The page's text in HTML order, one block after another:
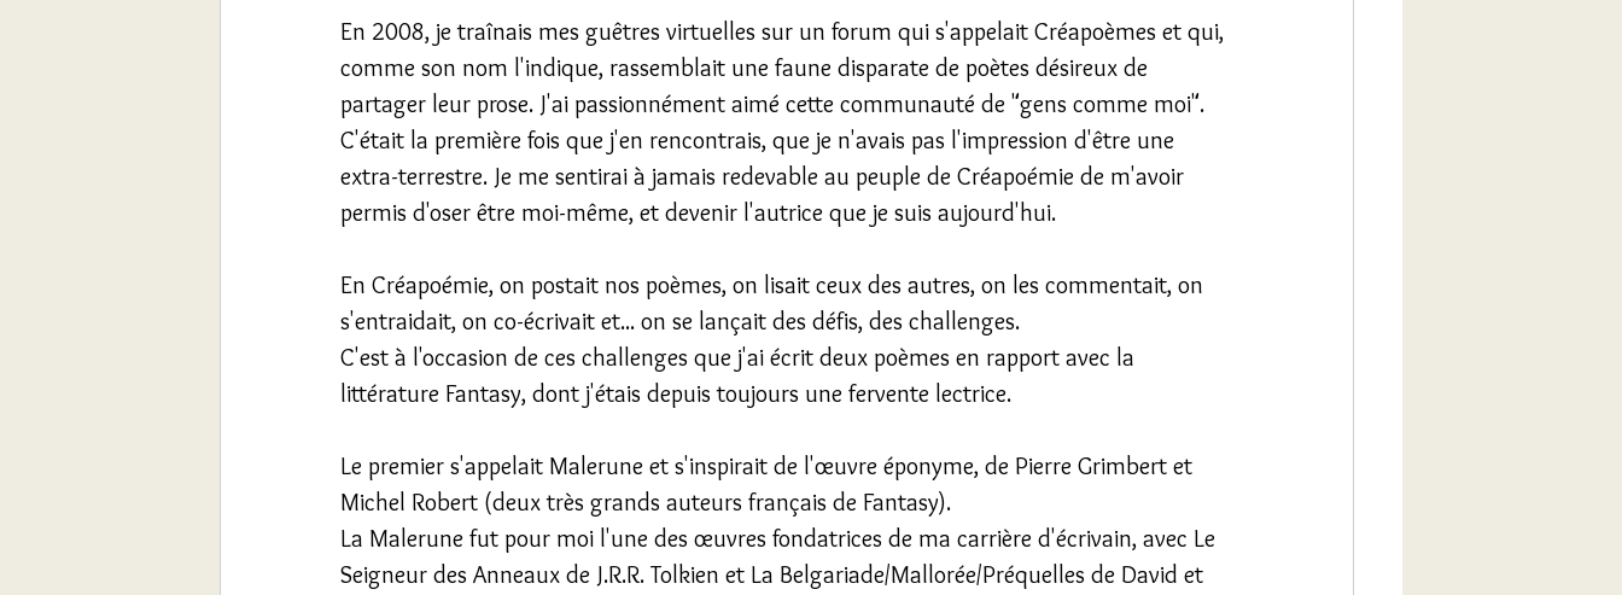
En 2008, je traînais mes guêtres virtuelles sur un forum qui s'appelait Créapoèmes et qui,
comme son nom l'indique, rassemblait une faune disparate de poètes désireux de
partager leur prose. J'ai passionnément aimé cette communauté de "gens comme moi".
C'était la première fois que j'en rencontrais, que je n'avais pas l'impression d'être une
extra-terrestre. Je me sentirai à jamais redevable au peuple de Créapoémie de m'avoir
permis d'oser être moi-même, et devenir l'autrice que je suis aujourd'hui.
En Créapoémie, on postait nos poèmes, on lisait ceux des autres, on les commentait, on
s'entraidait, on co-écrivait et... on se lançait des défis, des challenges.
C'est à l'occasion de ces challenges que j'ai écrit deux poèmes en rapport avec la
littérature Fantasy, dont j'étais depuis toujours une fervente lectrice.
Le premier s'appelait Malerune et s'inspirait de l'œuvre éponyme, de Pierre Grimbert et
Michel Robert (deux très grands auteurs français de Fantasy).
La Malerune fut pour moi l'une des œuvres fondatrices de ma carrière d'écrivain, avec Le
Seigneur des Anneaux de J.R.R. Tolkien et La Belgariade/Mallorée/Préquelles de David et